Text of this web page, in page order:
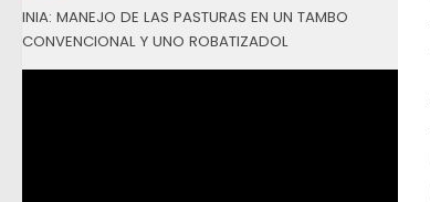
INIA: MANEJO DE LAS PASTURAS EN UN TAMBO
CONVENCIONAL Y UNO ROBATIZADOL